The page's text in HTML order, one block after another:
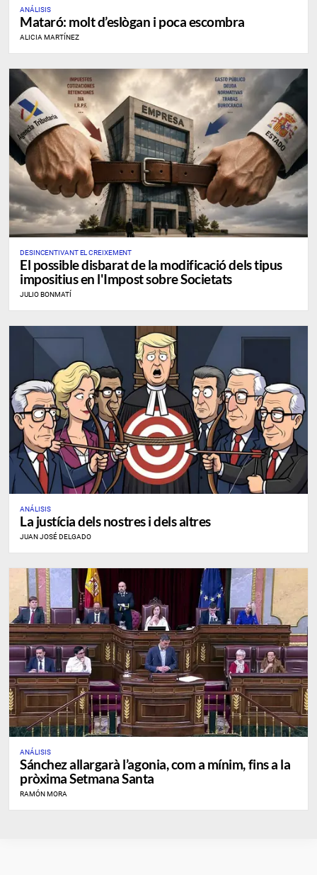
ANÁLISIS
​Mataró: molt d’eslògan i poca escombra
ALICIA MARTÍNEZ
DESINCENTIVANT EL CREIXEMENT
El possible disbarat de la modificació dels tipus
impositius en l'Impost sobre Societats
JULIO BONMATÍ
ANÁLISIS
La justícia dels nostres i dels altres
JUAN JOSÉ DELGADO
ANÁLISIS
Sánchez allargarà l’agonia, com a mínim, fins a la
pròxima Setmana Santa
RAMÓN MORA